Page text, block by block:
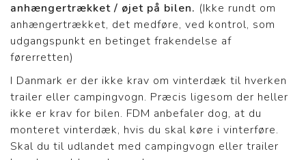
anhængertrækket / øjet på bilen. (Ikke rundt om
anhængertrækket, det medføre, ved kontrol, som
udgangspunkt en betinget frakendelse af
førerretten)
I Danmark er der ikke krav om vinterdæk til hverken
trailer eller campingvogn. Præcis ligesom der heller
ikke er krav for bilen. FDM anbefaler dog, at du
monteret vinterdæk, hvis du skal køre i vinterføre.
Skal du til udlandet med campingvogn eller trailer